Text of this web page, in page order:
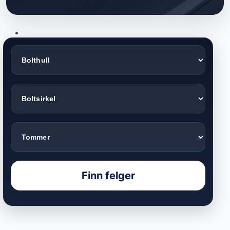
Finn felger